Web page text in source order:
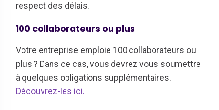
respect des délais.
100 collaborateurs ou plus
Votre entreprise emploie 100 collaborateurs ou
plus ? Dans ce cas, vous devrez vous soumettre
à quelques obligations supplémentaires.
Découvrez-les ici.